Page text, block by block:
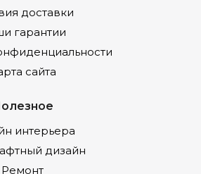
доставки
гарантии
сайта
интерьера
дизайн
Ремонт